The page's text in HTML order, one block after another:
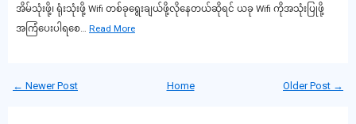
အိမ်သုံးဖို့၊ ရုံးသုံးဖို့ Wifi တစ်ခုရွေးချယ်ဖို့လိုနေတယ်ဆိုရင် ယခု Wifi ကိုအသုံးပြုဖို့
အကြံပေးပါရစေ…
Read More
← Newer Post Older Post →
Home